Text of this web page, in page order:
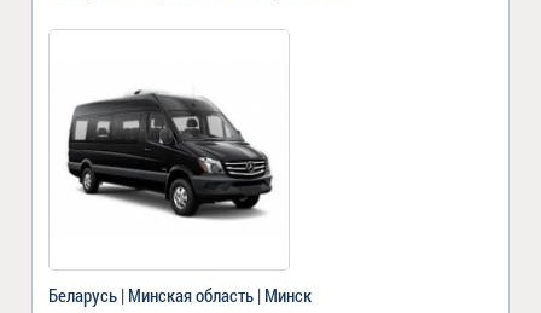
Беларусь | Минская область | Минск